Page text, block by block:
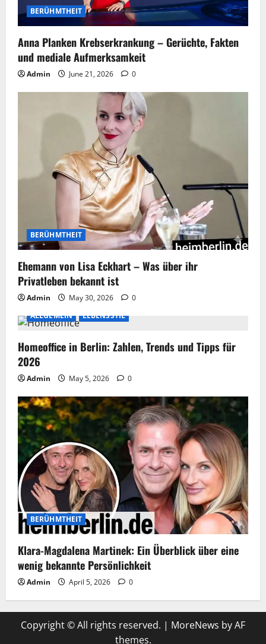
BERÜHMTHEIT
Anna Planken Krebserkrankung – Gerüchte, Fakten
und mediale Aufmerksamkeit
Admin June 21, 2026 0
BERÜHMTHEIT
Ehemann von Lisa Eckhart – Was über ihr
Privatleben bekannt ist
Admin May 30, 2026
0
ALLGEMEIN
LEBENSSTIL
Homeoffice in Berlin: Zahlen, Trends und Tipps für
2026
Admin May 5, 2026 0
BERÜHMTHEIT
Klara-Magdalena Martinek: Ein Überblick über eine
wenig bekannte Persönlichkeit
Admin April 5, 2026 0
Copyright © All rights reserved. | MoreNews by AF
themes.